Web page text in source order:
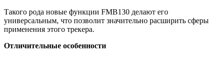
Такого рода новые функции FMB130 делают его
универсальным, что позволит значительно расширить сферы
применения этого трекера.
Отличительные особенности